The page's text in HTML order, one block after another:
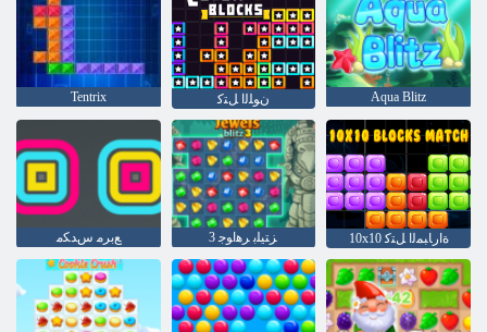
Tentrix ﻥﻮﻠﻟﺍ ﻞﺘﻛ Aqua Blitz
ﻊﺑﺮﻣ ﺱﺪﻜﻣ 3 ﺰﺘﻴﻠﺑ ﺮﻫﺍﻮﺟ 10x10 ﺓﺍﺭﺎﺒﻤﻟﺍ ﻞﺘﻛ